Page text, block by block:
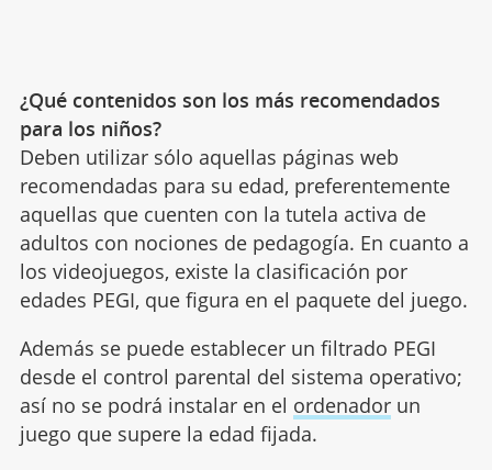
¿Qué contenidos son los más recomendados
para los niños?
Deben utilizar sólo aquellas páginas web
recomendadas para su edad, preferentemente
aquellas que cuenten con la tutela activa de
adultos con nociones de pedagogía. En cuanto a
los videojuegos, existe la clasificación por
edades PEGI, que figura en el paquete del juego.
Además se puede establecer un filtrado PEGI
desde el control parental del sistema operativo;
así no se podrá instalar en el ordenadorun
juego que supere la edad fijada.